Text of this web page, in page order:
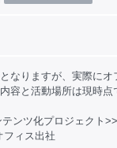
なりますが、実際に
容と活動場所は現時点
ンツ化プロジェクト>>
フィス出社